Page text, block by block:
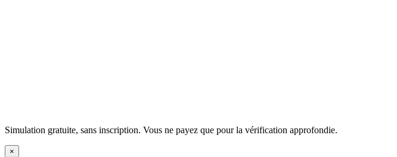
Simulation gratuite, sans inscription. Vous ne payez que pour la vérification approfondie.
×